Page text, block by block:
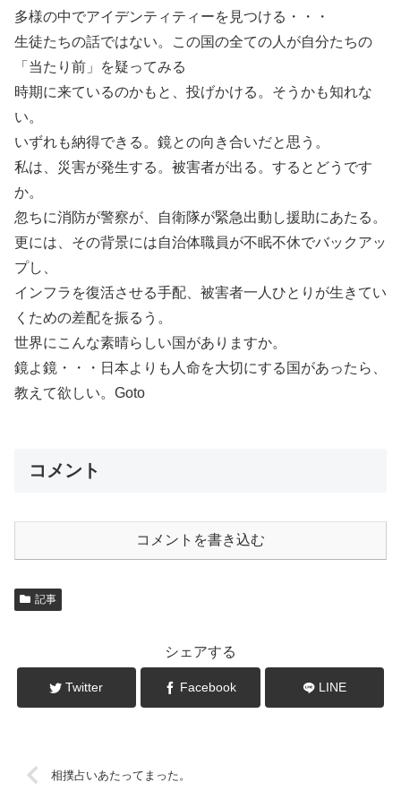
多様の中でアイデンティティーを見つける・・・
生徒たちの話ではない。この国の全ての人が自分たちの
「当たり前」を疑ってみる
時期に来ているのかもと、投げかける。そうかも知れな
い。
いずれも納得できる。鏡との向き合いだと思う。
私は、災害が発生する。被害者が出る。するとどうです
か。
忽ちに消防が警察が、自衛隊が緊急出動し援助にあたる。
更には、その背景には自治体職員が不眠不休でバックアッ
プし、
インフラを復活させる手配、被害者一人ひとりが生きてい
くための差配を振るう。
世界にこんな素晴らしい国がありますか。
鏡よ鏡・・・日本よりも人命を大切にする国があったら、
教えて欲しい。Goto
コメント
コメントを書き込む
記事
シェアする
Twitter Facebook LINE
相撲占いあたってまった。